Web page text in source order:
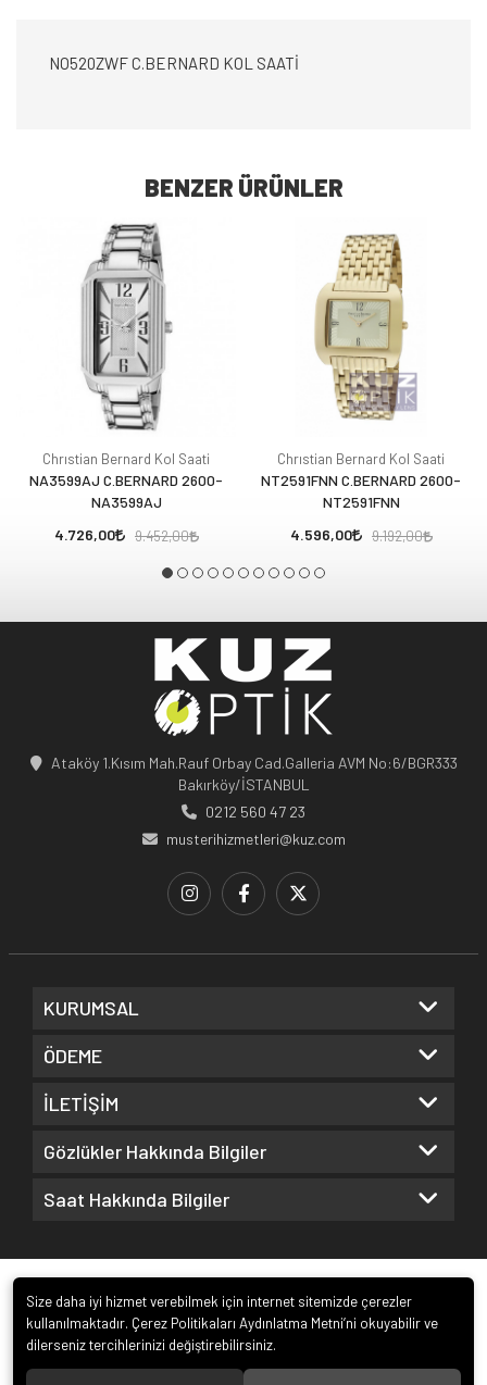
NO520ZWF C.BERNARD KOL SAATİ
BENZER ÜRÜNLER
Chrıstian Bernard Kol Saati
NA3599AJ C.BERNARD 2600-
NA3599AJ
4.726,00
9.452,00
Chrıstian Bernard Kol Saati
NT2591FNN C.BERNARD 2600-
NT2591FNN
4.596,00
9.192,00
Ataköy 1.Kısım Mah.Rauf Orbay Cad.Galleria AVM No:6/BGR333
Bakırköy/İSTANBUL
0212 560 47 23
musterihizmetleri@kuz.com
KURUMSAL
ÖDEME
İLETİŞİM
Gözlükler Hakkında Bilgiler
Saat Hakkında Bilgiler
Size daha iyi hizmet verebilmek için internet sitemizde çerezler
kullanılmaktadır. Çerez Politikaları Aydınlatma Metni’ni okuyabilir ve
dilerseniz tercihlerinizi değiştirebilirsiniz.